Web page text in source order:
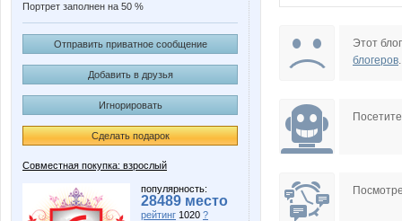
Портрет заполнен на 50 %
Отправить приватное сообщение
Добавить в друзья
Игнорировать
Сделать подарок
Совместная покупка: взрослый
популярность:
28489 место
рейтинг 1020 ?
Этот
блогеров.